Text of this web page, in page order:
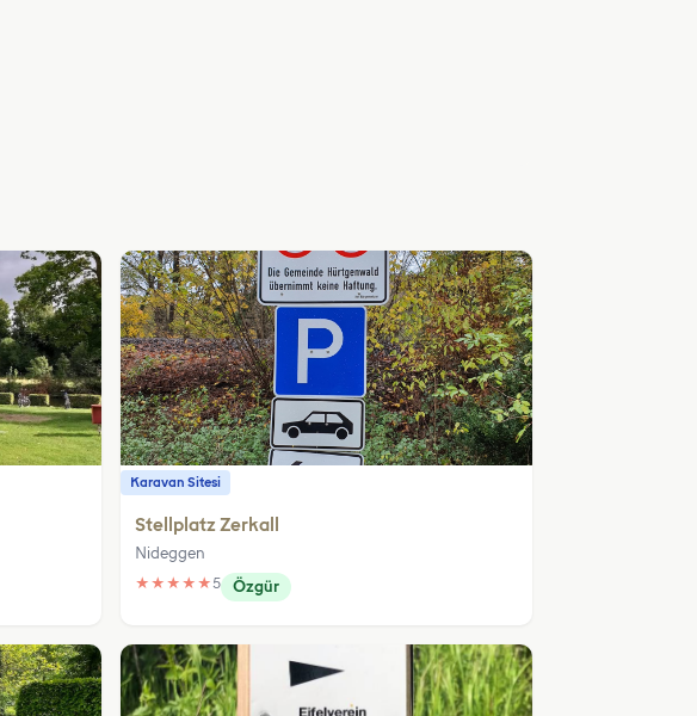
Karavan Sitesi
Stellplatz Zerkall
Nideggen
★ ★ ★ ★ ★5 Özgür